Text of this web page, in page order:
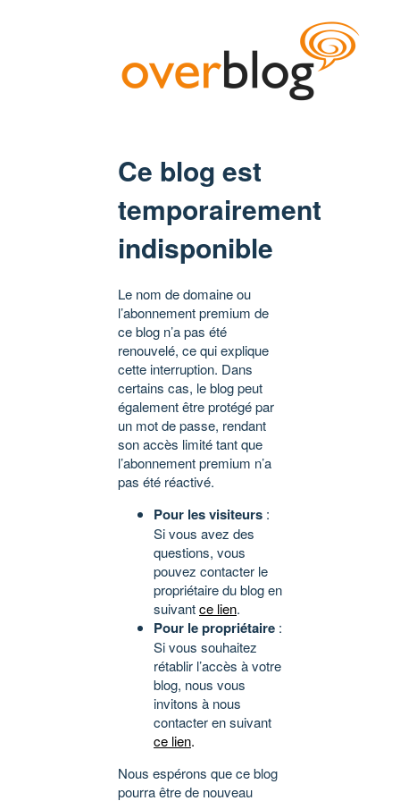
Ce blog est
temporairement
indisponible
Le nom de domaine ou
l’abonnement premium de
ce blog n’a pas été
renouvelé, ce qui explique
cette interruption. Dans
certains cas, le blog peut
également être protégé par
un mot de passe, rendant
son accès limité tant que
l’abonnement premium n’a
pas été réactivé.
Pour les visiteurs :
Si vous avez des
questions, vous
pouvez contacter le
propriétaire du blog en
suivantce lien.
Pour le propriétaire :
Si vous souhaitez
rétablir l’accès à votre
blog, nous vous
invitons à nous
contacter en suivant
ce lien.
Nous espérons que ce blog
pourra être de nouveau